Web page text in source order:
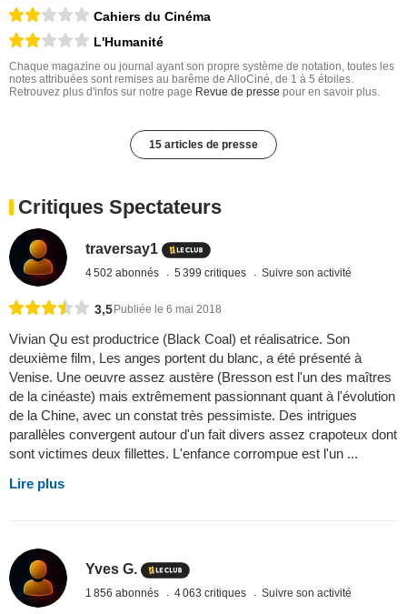
Cahiers du Cinéma
L'Humanité
Chaque magazine ou journal ayant son propre système de notation, toutes les
notes attribuées sont remises au barême de AlloCiné, de 1 à 5 étoiles.
Retrouvez plus d'infos sur notre page Revue de presse pour en savoir plus.
15 articles de presse
Critiques Spectateurs
traversay1
4 502 abonnés 5 399 critiques Suivre son activité
3,5 Publiée le 6 mai 2018
Vivian Qu est productrice (Black Coal) et réalisatrice. Son
deuxième film, Les anges portent du blanc, a été présenté à
Venise. Une oeuvre assez austère (Bresson est l'un des maîtres
de la cinéaste) mais extrêmement passionnant quant à l'évolution
de la Chine, avec un constat très pessimiste. Des intrigues
parallèles convergent autour d'un fait divers assez crapoteux dont
sont victimes deux fillettes. L'enfance corrompue est l'un ...
Lire plus
Yves G.
1 856 abonnés 4 063 critiques Suivre son activité